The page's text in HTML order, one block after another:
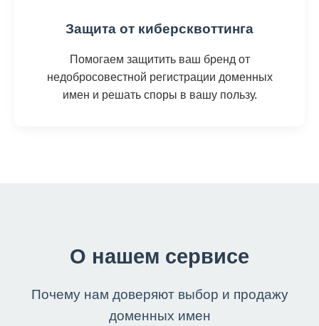
Защита от киберсквоттинга
Помогаем защитить ваш бренд от
недобросовестной регистрации доменных
имен и решать споры в вашу пользу.
О нашем сервисе
Почему нам доверяют выбор и продажу
доменных имен